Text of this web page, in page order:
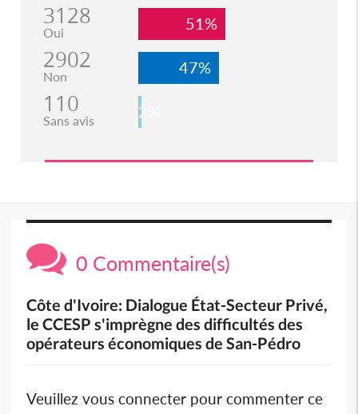
3128
Oui 51%
2902
Non 47%
110
Sans avis 2%
0 Commentaire(s)
Côte d'Ivoire: Dialogue État-Secteur Privé,
le CCESP s'imprègne des difficultés des
opérateurs économiques de San-Pédro
Veuillez vous connecter pour commenter ce